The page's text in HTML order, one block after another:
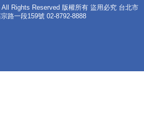
Rights Reserved 版權所有 盜用必究 台北市
路一段159號 02-8792-8888